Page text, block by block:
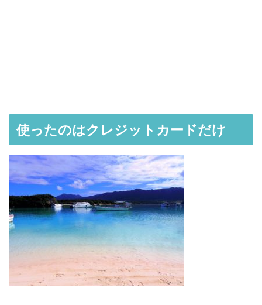
使ったのはクレジットカードだけ